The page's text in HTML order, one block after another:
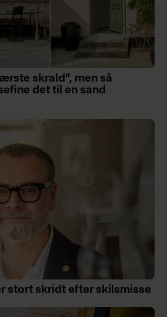
skrald”, men så
det til en sand
stort skridt efter skilsmisse